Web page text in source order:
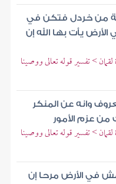
من خردل فتكن في
يأت بها الله إن
> تفسير قوله تعالى ووصينا
وانه عن المنكر
من عزم الأمور
> تفسير قوله تعالى ووصينا
في الأرض مرحا إن